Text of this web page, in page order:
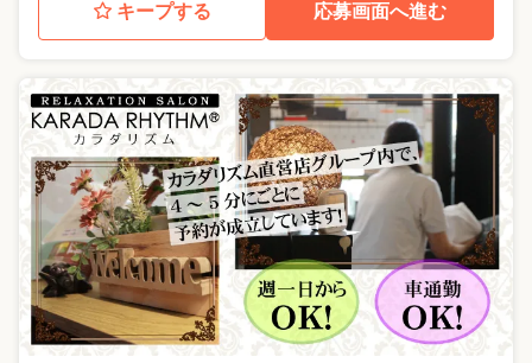
キープする 応募画面へ進む